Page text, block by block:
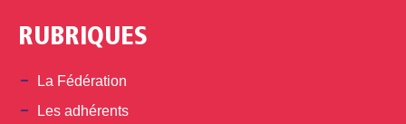
RUBRIQUES
La Fédération
Les adhérents